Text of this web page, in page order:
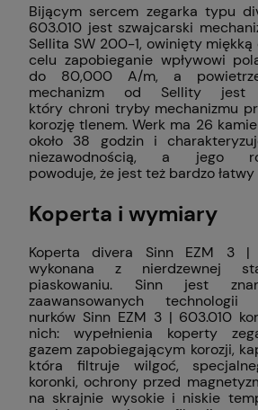
Bijącym sercem zegarka typu
603.010 jest szwajcarski
Sellita SW 200-1, owinięty miękką
celu zapobieganie wpływowi
do 80,000 A/m, a
mechanizm od Sellity jest
który chroni tryby mechanizmu
korozję tlenem. Werk ma 26
około 38 godzin i
niezawodnością, a jego
powoduje, że jest też bardzo
Koperta i wymiary
Koperta divera Sinn EZM 3 |
wykonana z nierdzewnej
piaskowaniu. Sinn jest
zaawansowanych
nurków Sinn EZM 3 | 603.010
nich: wypełnienia koperty
gazem zapobiegającym korozji,
która filtruje wilgoć,
koronki, ochrony przed
na skrajnie wysokie i niskie